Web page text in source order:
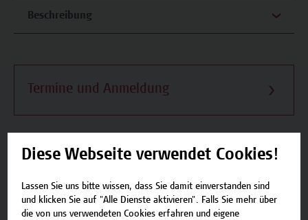
Beschreibung
Termine und Anmeldung
Termine und Anmeldung
Diese Webseite verwendet Cookies!
Lassen Sie uns bitte wissen, dass Sie damit einverstanden sind
und klicken Sie auf "Alle Dienste aktivieren". Falls Sie mehr über
die von uns verwendeten Cookies erfahren und eigene